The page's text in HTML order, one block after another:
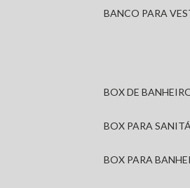
BANCO PARA
BOX DE
BOX PARA
BOX PARA